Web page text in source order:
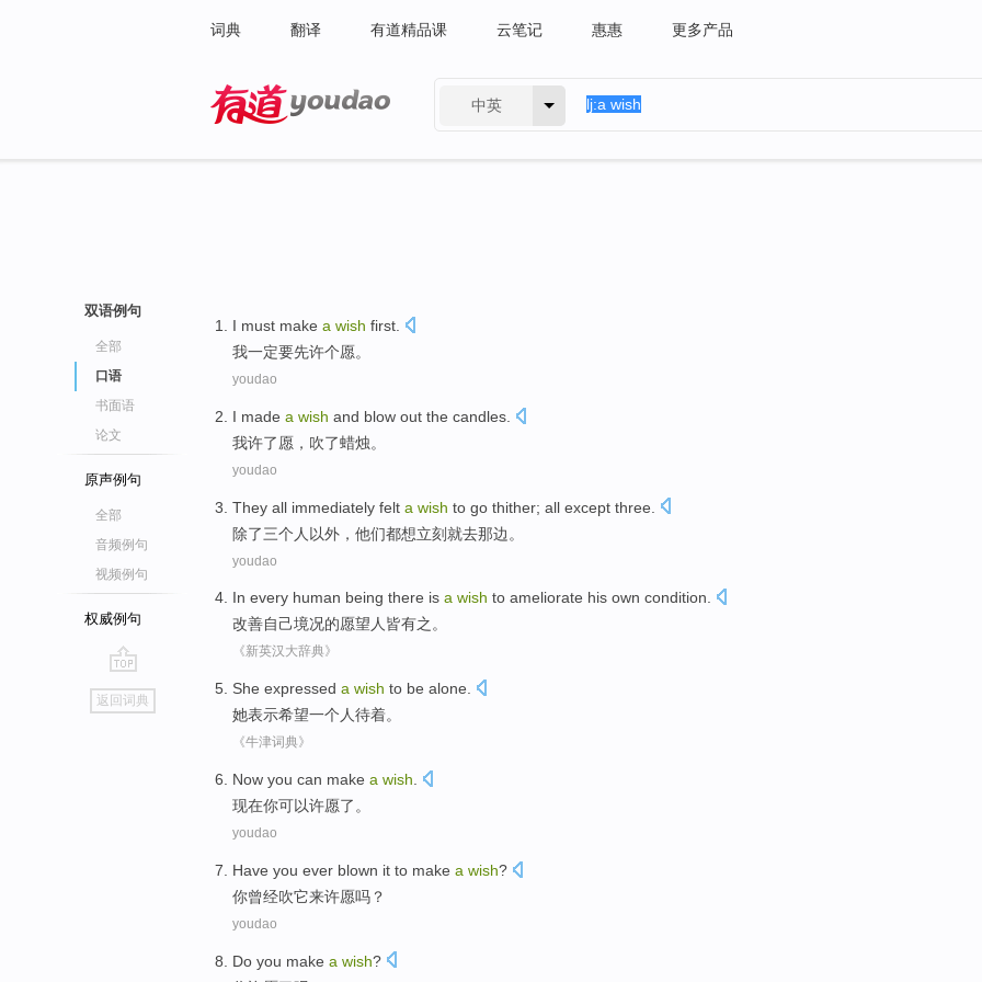
词典 翻译 有道精品课 云笔记 惠惠 更多产品
中英
双语例句
全部
口语
书面语
论文
原声例句
全部
音频例句
视频例句
权威例句
go
top
返回词典
I must make a wish first
我一定要先许个愿。
youdao
I made a wish and blow out the candles
我许了愿 ， 吹了蜡烛。
youdao
They all immediately felt a wish to go thither; all except three
除了三个 人以外， 他们都想立刻就去那边 。
youdao
In every human being there is a wish to ameliorate his own condition.
改善自己境况的愿望人皆有之。
《新英汉大辞典》
She expressed a wish to be alone
她表示希望一个 人待着。
《牛津词典》
Now you can make a wish
现在你可以许愿了。
youdao
Have you ever blown it to make a wish?
你曾经吹它来许愿吗？
youdao
Do you make a wish?